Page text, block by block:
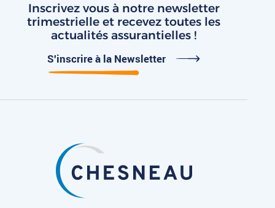
Inscrivez vous à notre newsletter
trimestrielleet recevez toutes les
actualités assurantielles !
S'inscrire à la Newsletter